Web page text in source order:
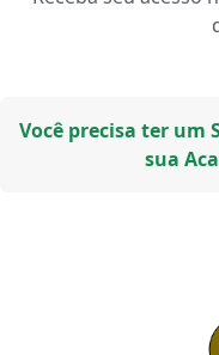
Você precisa ter um
sua